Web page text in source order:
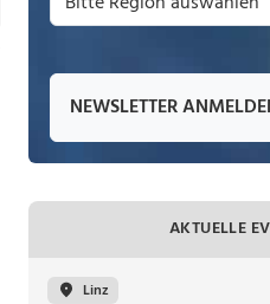
NEWSLETTER
AKTUELLE
Linz